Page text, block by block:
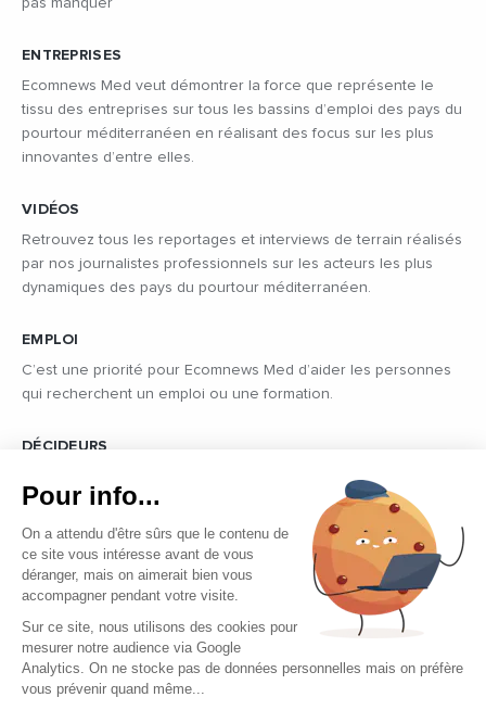
pas manquer
ENTREPRISES
Ecomnews Med veut démontrer la force que représente le
tissu des entreprises sur tous les bassins d’emploi des pays du
pourtour méditerranéen en réalisant des focus sur les plus
innovantes d’entre elles.
VIDÉOS
Retrouvez tous les reportages et interviews de terrain réalisés
par nos journalistes professionnels sur les acteurs les plus
dynamiques des pays du pourtour méditerranéen.
EMPLOI
C’est une priorité pour Ecomnews Med d’aider les personnes
qui recherchent un emploi ou une formation.
DÉCIDEURS
Quels sont les décideurs qui font l’actualité économique et
politique des pays du pourtour de la Méditerranée.
Copyright © 2026 - Tous droits réservés
Qui sommes-nous ?
Pour info...
On a attendu d'être sûrs que le contenu de
ce site vous intéresse avant de vous
déranger, mais on aimerait bien vous
accompagner pendant votre visite.
Sur ce site, nous utilisons des cookies pour
mesurer notre audience via Google
Analytics. On ne stocke pas de données personnelles mais on préfère
vous prévenir quand même...